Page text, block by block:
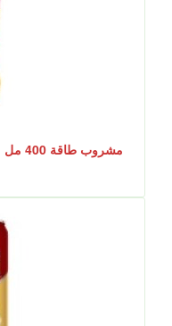
مشروب طاقة 400 مل معبأ STRONG RITA (20210622)